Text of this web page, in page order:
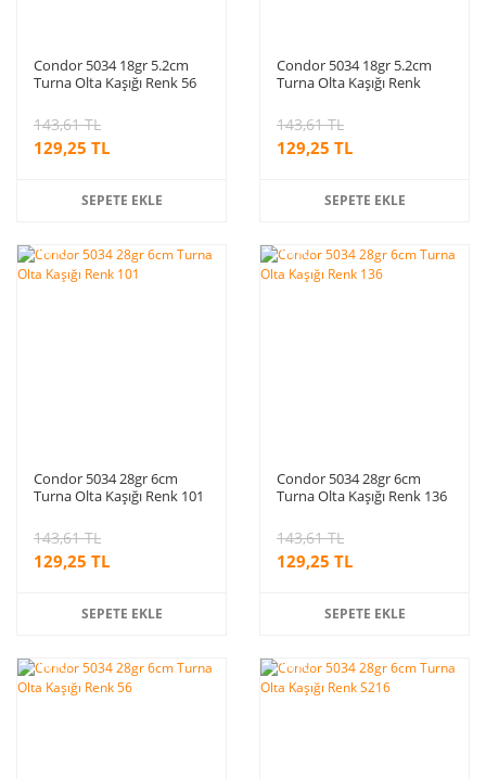
Condor 5034 18gr 5.2cm
Turna Olta Kaşığı Renk 56
129,25 TL
143,61 TL
SEPETE EKLE
Condor 5034 18gr 5.2cm
Turna Olta Kaşığı Renk
129,25 TL
143,61 TL
SEPETE EKLE
%10
Condor 5034 28gr 6cm
Turna Olta Kaşığı Renk 101
129,25 TL
143,61 TL
SEPETE EKLE
%10
Condor 5034 28gr 6cm
Turna Olta Kaşığı Renk 136
129,25 TL
143,61 TL
SEPETE EKLE
%10 %10